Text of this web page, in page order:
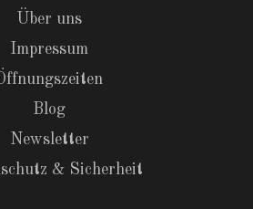
Über uns
Impressum
Blog
Newsletter
& Sicherheit